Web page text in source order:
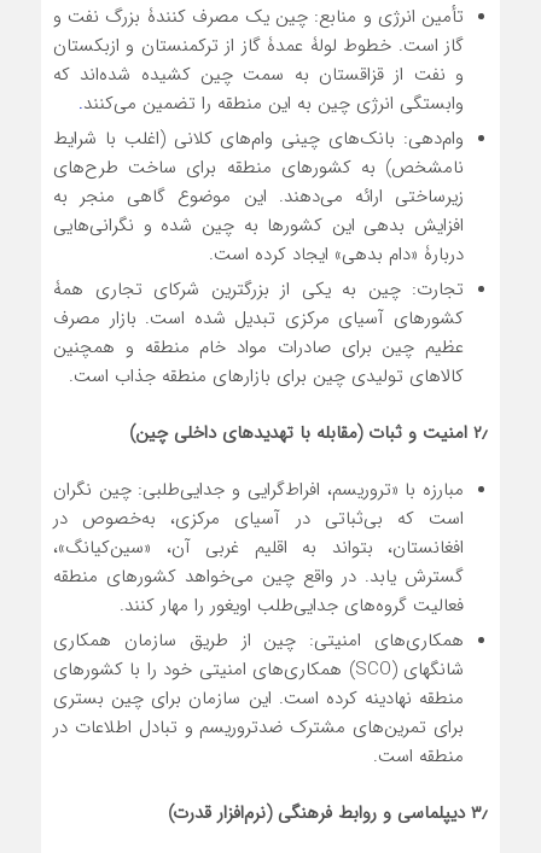
تأمین انرژی و منابع: چین یک مصرف کنندۀ بزرگ نفت و
گاز است. خطوط لولۀ عمدۀ گاز از ترکمنستان و ازبکستان
و نفت از قزاقستان به سمت چین کشیده شده‌اند که
وابستگی انرژی چین به این منطقه را تضمین می‌کنند.
وام‌دهی: بانک‌های چینی وام‌های کلانی (اغلب با شرایط
نامشخص) به کشورهای منطقه برای ساخت طرح‌های
زیرساختی ارائه می‌دهند. این موضوع گاهی منجر به
افزایش بدهی این کشورها به چین شده و نگرانی‌هایی
دربارۀ «دام بدهی» ایجاد کرده است.
تجارت: چین به یکی از بزرگترین شرکای تجاری همۀ
کشورهای آسیای مرکزی تبدیل شده است. بازار مصرف
عظیم چین برای صادرات مواد خام منطقه و همچنین
کالاهای تولیدی چین برای بازارهای منطقه جذاب است.
۲٫ امنیت و ثبات (مقابله با تهدیدهای داخلی چین)
مبارزه با «تروریسم، افراط‌گرایی و جدایی‌طلبی: چین نگران
است که بی‌ثباتی در آسیای مرکزی، به‌خصوص در
افغانستان، بتواند به اقلیم غربی آن، «سین‌کیانگ»،
گسترش یابد. در واقع چین می‌خواهد کشورهای منطقه
فعالیت گروه‌های جدایی‌طلب اویغور را مهار کنند.
همکاری‌های امنیتی: چین از طریق سازمان همکاری
شانگهای (SCO) همکاری‌های امنیتی خود را با کشورهای
منطقه نهادینه کرده است. این سازمان برای چین بستری
برای تمرین‌های مشترک ضدتروریسم و تبادل اطلاعات در
منطقه است.
۳٫ دیپلماسی و روابط فرهنگی (نرم‌افزار قدرت)